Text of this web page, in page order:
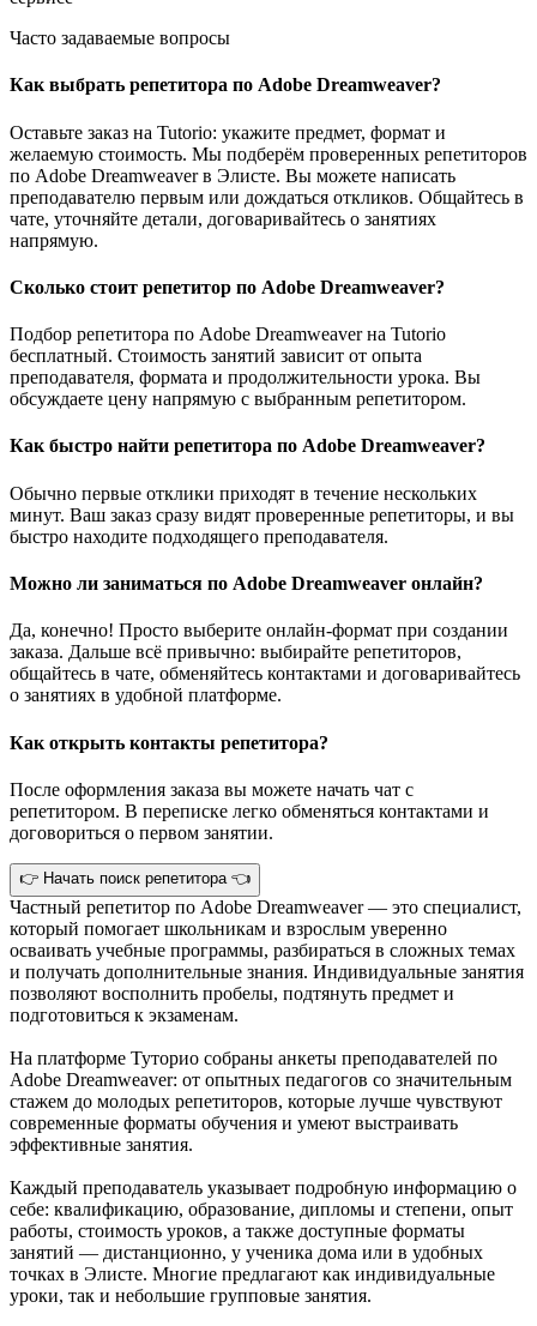
Часто задаваемые вопросы
Как выбрать репетитора по Adobe Dreamweaver?
Оставьте заказ на Tutorio: укажите предмет, формат и
желаемую стоимость. Мы подберём проверенных репетиторов
по Adobe Dreamweaver в Элисте. Вы можете написать
преподавателю первым или дождаться откликов. Общайтесь в
чате, уточняйте детали, договаривайтесь о занятиях
напрямую.
Сколько стоит репетитор по Adobe Dreamweaver?
Подбор репетитора по Adobe Dreamweaver на Tutorio
бесплатный. Стоимость занятий зависит от опыта
преподавателя, формата и продолжительности урока. Вы
обсуждаете цену напрямую с выбранным репетитором.
Как быстро найти репетитора по Adobe Dreamweaver?
Обычно первые отклики приходят в течение нескольких
минут. Ваш заказ сразу видят проверенные репетиторы, и вы
быстро находите подходящего преподавателя.
Можно ли заниматься по Adobe Dreamweaver онлайн?
Да, конечно! Просто выберите онлайн-формат при создании
заказа. Дальше всё привычно: выбирайте репетиторов,
общайтесь в чате, обменяйтесь контактами и договаривайтесь
о занятиях в удобной платформе.
Как открыть контакты репетитора?
После оформления заказа вы можете начать чат с
репетитором. В переписке легко обменяться контактами и
договориться о первом занятии.
👉 Начать поиск репетитора 👈
Частный репетитор по Adobe Dreamweaver — это специалист,
который помогает школьникам и взрослым уверенно
осваивать учебные программы, разбираться в сложных темах
и получать дополнительные знания. Индивидуальные занятия
позволяют восполнить пробелы, подтянуть предмет и
подготовиться к экзаменам.
На платформе Туторио собраны анкеты преподавателей по
Adobe Dreamweaver: от опытных педагогов со значительным
стажем до молодых репетиторов, которые лучше чувствуют
современные форматы обучения и умеют выстраивать
эффективные занятия.
Каждый преподаватель указывает подробную информацию о
себе: квалификацию, образование, дипломы и степени, опыт
работы, стоимость уроков, а также доступные форматы
занятий — дистанционно, у ученика дома или в удобных
точках в Элисте. Многие предлагают как индивидуальные
уроки, так и небольшие групповые занятия.